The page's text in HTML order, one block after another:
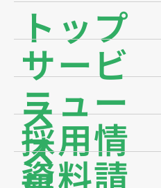
トップ
採用情
ニュー
ス
サービ
ス
資料請